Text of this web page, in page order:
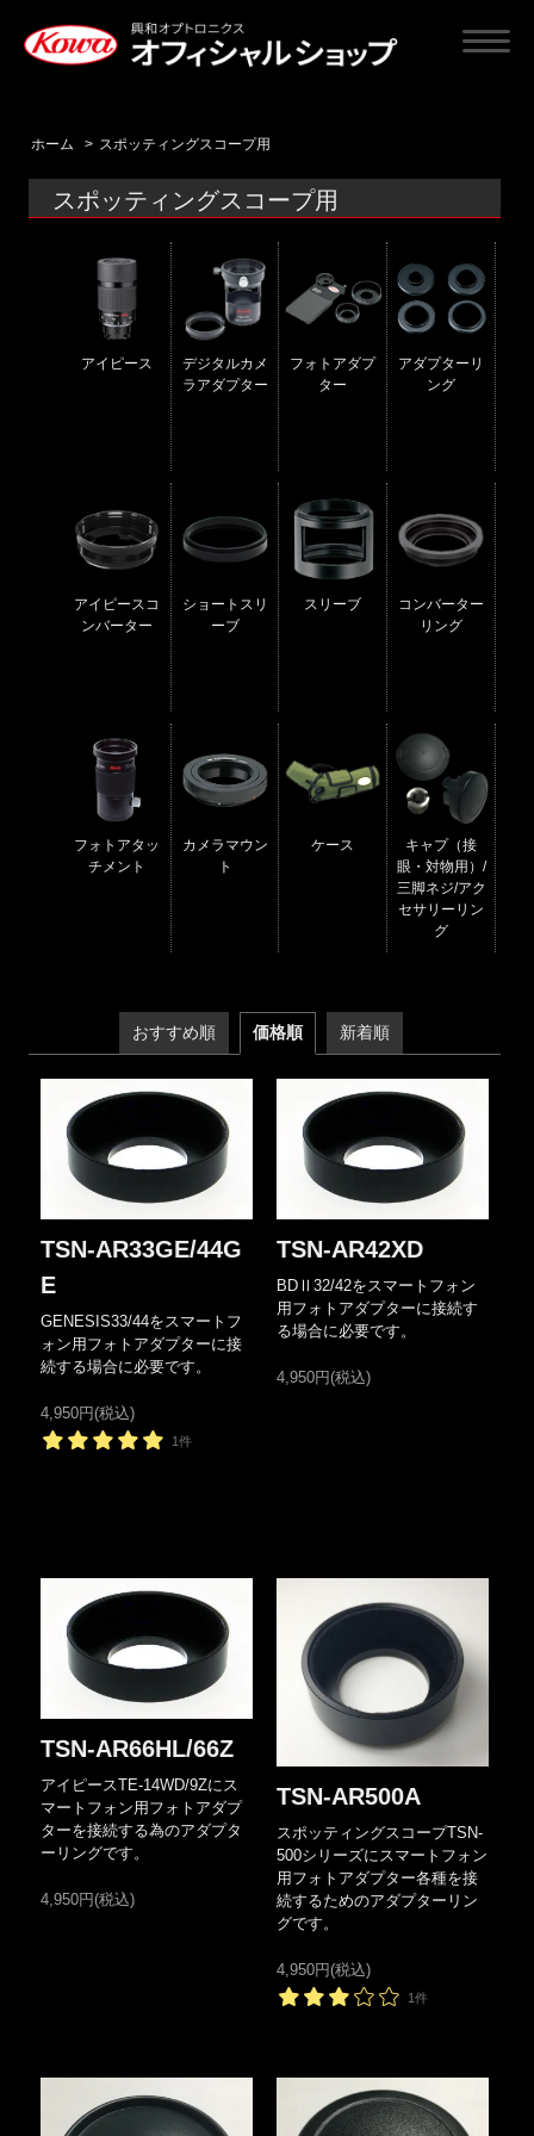
ホーム > スポッティングスコープ用
スポッティングスコープ用
アイピース
デジタルカメ
ラアダプター
フォトアダプ
ター
アダプターリ
ング
アイピースコ
ンバーター
ショートスリ
ーブ
スリーブ
コンバーター
リング
フォトアタッ
チメント
カメラマウン
ト
ケース
キャプ（接
眼・対物用）/
三脚ネジ/アク
セサリーリン
グ
おすすめ順 価格順 新着順
TSN-AR33GE/44G
E
GENESIS33/44をスマートフ
ォン用フォトアダプターに接
続する場合に必要です。
4,950円(税込)
1件
TSN-AR42XD
BDⅡ32/42をスマートフォン
用フォトアダプターに接続す
る場合に必要です。
4,950円(税込)
TSN-AR66HL/66Z
アイピースTE-14WD/9Zにス
マートフォン用フォトアダプ
ターを接続する為のアダプタ
ーリングです。
4,950円(税込)
TSN-AR500A
スポッティングスコープTSN-
500シリーズにスマートフォン
用フォトアダプター各種を接
続するためのアダプターリン
グです。
4,950円(税込)
1件